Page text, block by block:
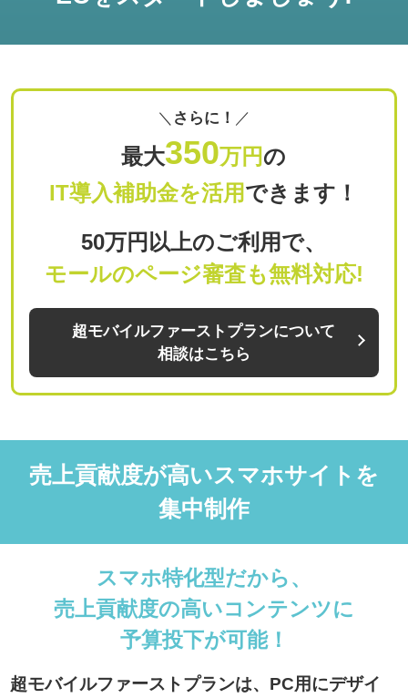
さらに！
最大350万円の
IT導入補助金を活用できます！
50万円以上のご利用で、
モールのページ審査も無料対応!
超モバイルファーストプランについて
相談はこちら
売上貢献度が高いスマホサイトを
集中制作
スマホ特化型だから、
売上貢献度の高いコンテンツに
予算投下が可能！
超モバイルファーストプランは、PC用にデザイ